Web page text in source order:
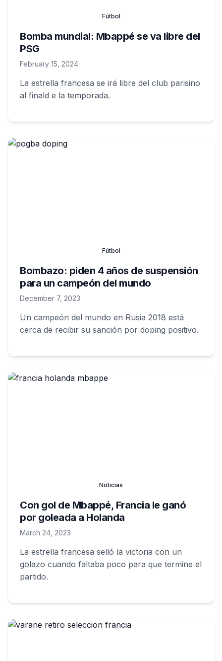
Fútbol
Bomba mundial: Mbappé se va libre del
PSG
February 15, 2024
La estrella francesa se irá libre del club parisino
al finald e la temporada.
Fútbol
Bombazo: piden 4 años de suspensión
para un campeón del mundo
December 7, 2023
Un campeón del mundo en Rusia 2018 está
cerca de recibir su sanción por doping positivo.
Noticias
Con gol de Mbappé, Francia le ganó
por goleada a Holanda
March 24, 2023
La estrella francesa selló la victoria con un
golazo cuando faltaba poco para que termine el
partido.